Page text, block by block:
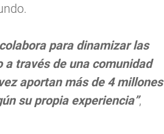
para dinamizar las
través de una comunidad
aportan más de 4 millones
su propia experiencia”,